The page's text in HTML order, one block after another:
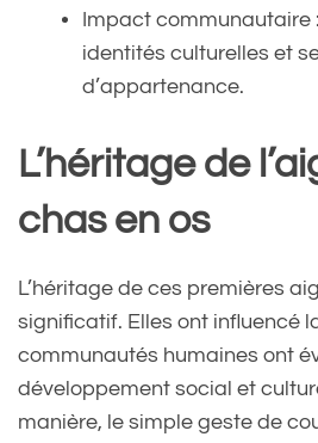
Impact communautaire
identités culturelles et
d’appartenance.
L’héritage de
chas en os
L’héritage de ces premières
significatif. Elles ont influencé
communautés humaines ont
développement social et
manière, le simple geste de